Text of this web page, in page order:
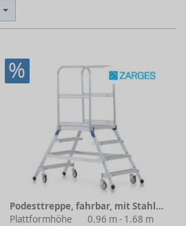
%
Podesttreppe, fahrbar, mit Stahl-Gitterrost-Stufen
Plattformhöhe
0.96 m - 1.68 m